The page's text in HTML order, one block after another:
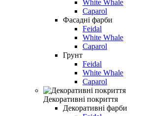
White Whale
Caparol
Фасадні фарби
Feidal
White Whale
Caparol
Грунт
Feidal
White Whale
Caparol
Декоративні покриття
Декоративні фарби